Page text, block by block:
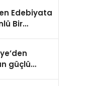
Edebiyata
Bir
güçlü